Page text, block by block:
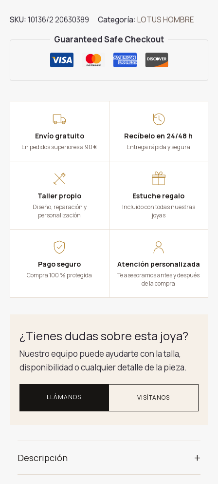
SKU:10136/2 20630389 Categoría:LOTUS HOMBRE
Guaranteed Safe Checkout
Envío gratuito
En pedidos superiores a 90 €
Recíbelo en 24/48 h
Entrega rápida y segura
Taller propio
Diseño, reparación y
personalización
Estuche regalo
Incluido con todas nuestras
joyas
Pago seguro
Compra 100 % protegida
Atención personalizada
Te asesoramos antes y después
de la compra
¿Tienes dudas sobre esta joya?
Nuestro equipo puede ayudarte con la talla,
disponibilidad o cualquier detalle de la pieza.
LLÁMANOS VISÍTANOS
Descripción +